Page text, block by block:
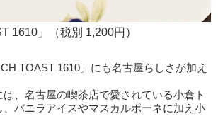
1610」（税別 1,200円）
TOAST 1610」にも名古屋らしさが加え
、名古屋の喫茶店で愛されている小倉ト
バニラアイスやマスカルポーネに加え小